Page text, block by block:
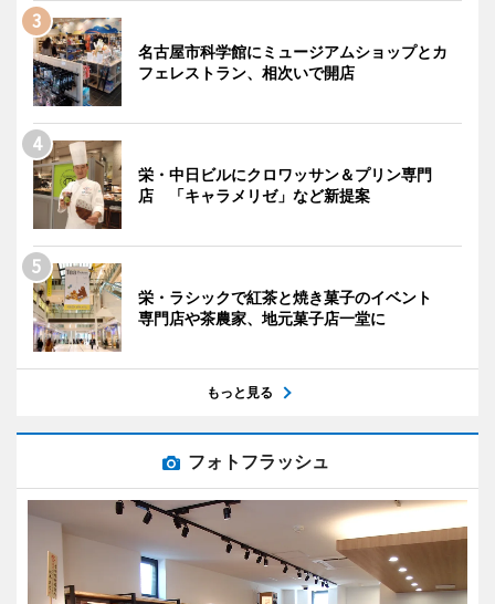
名古屋市科学館にミュージアムショップとカ
フェレストラン、相次いで開店
栄・中日ビルにクロワッサン＆プリン専門
店 「キャラメリゼ」など新提案
栄・ラシックで紅茶と焼き菓子のイベント
専門店や茶農家、地元菓子店一堂に
もっと見る
フォトフラッシュ